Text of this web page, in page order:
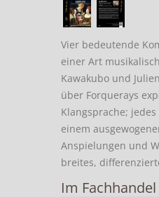
Vier bedeutende
einer Art
Kawakubo und
über Forquerays
Klangsprache;
einem
Anspielungen und
breites,
Im